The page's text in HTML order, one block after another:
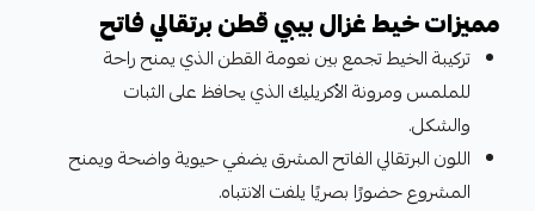
مميزات خيط غزال بيبي قطن برتقالي فاتح
تركيبة الخيط تجمع بين نعومة القطن الذي يمنح راحة
للملمس ومرونة الأكريليك الذي يحافظ على الثبات
والشكل.
اللون البرتقالي الفاتح المشرق يضفي حيوية واضحة ويمنح
المشروع حضورًا بصريًا يلفت الانتباه.